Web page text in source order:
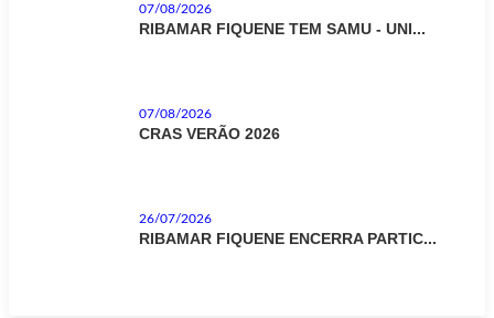
07/08/2026
RIBAMAR FIQUENE TEM SAMU - UNI...
07/08/2026
CRAS VERÃO 2026
26/07/2026
RIBAMAR FIQUENE ENCERRA PARTIC...